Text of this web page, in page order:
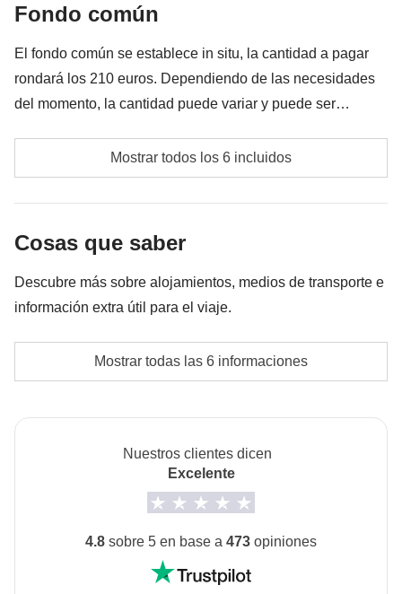
Todo lo que no se menciona en la sección "Qué está
Fondo común
El fondo común se establece in situ, la cantidad a pagar
rondará los 210 euros. Dependiendo de las necesidades
del momento, la cantidad puede variar y puede ser
la diferencia de lo no utilizado.
incluye"
Fondo común del coordinador
participantes y el coordinador acuerden realizar
Mostrar todos los 6 incluidos
Cosas que saber
Descubre más sobre alojamientos, medios de transporte e
información extra útil para el viaje.
Alojamiento
Ver detalles
Staff & Expertos
Mostrar todas las 6 informaciones
Nuestros clientes dicen
Excelente
4.8 sobre 5 en base a 473 opiniones